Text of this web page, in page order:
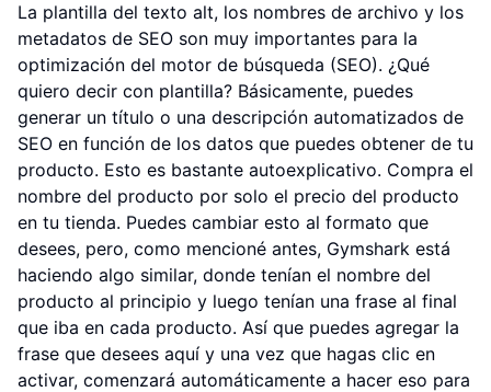
La plantilla del texto alt, los nombres de archivo y los
metadatos de SEO son muy importantes para la
optimización del motor de búsqueda (SEO). ¿Qué
quiero decir con plantilla? Básicamente, puedes
generar un título o una descripción automatizados de
SEO en función de los datos que puedes obtener de tu
producto. Esto es bastante autoexplicativo. Compra el
nombre del producto por solo el precio del producto
en tu tienda. Puedes cambiar esto al formato que
desees, pero, como mencioné antes, Gymshark está
haciendo algo similar, donde tenían el nombre del
producto al principio y luego tenían una frase al final
que iba en cada producto. Así que puedes agregar la
frase que desees aquí y una vez que hagas clic en
activar, comenzará automáticamente a hacer eso para